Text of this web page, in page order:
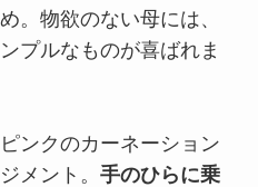
。物欲のない母には、
プルなものが喜ばれま
ンクのカーネーション
メント。 手のひらに乗